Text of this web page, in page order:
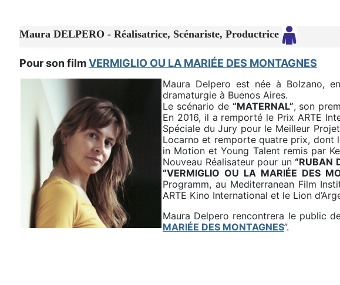
Maura DELPERO - Réalisatrice, Scénariste, Productrice
Pour son filmVERMIGLIO OU LA MARIÉE DES MONTAGNES
Maura Delpero est née à Bolzano,
dramaturgie à Buenos Aires.
Le scénario de “MATERNAL”, son
En 2016, il a remporté le Prix ARTE
Spéciale du Jury pour le Meilleur
Locarno et remporte quatre prix, dont
in Motion et Young Talent remis par
Nouveau Réalisateur pour un“RUBAN
“VERMIGLIO OU LA MARIÉE DES
Programm, au Mediterranean Film
ARTE Kino International et le Lion
Maura Delpero rencontrera le public
MARIÉE DES MONTAGNES”.